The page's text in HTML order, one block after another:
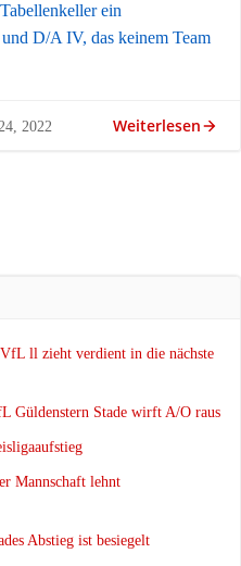
ein
D/A IV, das keinem Team
2022 Weiterlesen
ll zieht verdient in die nächste
Güldenstern Stade wirft A/O raus
Mannschaft lehnt
Abstieg ist besiegelt